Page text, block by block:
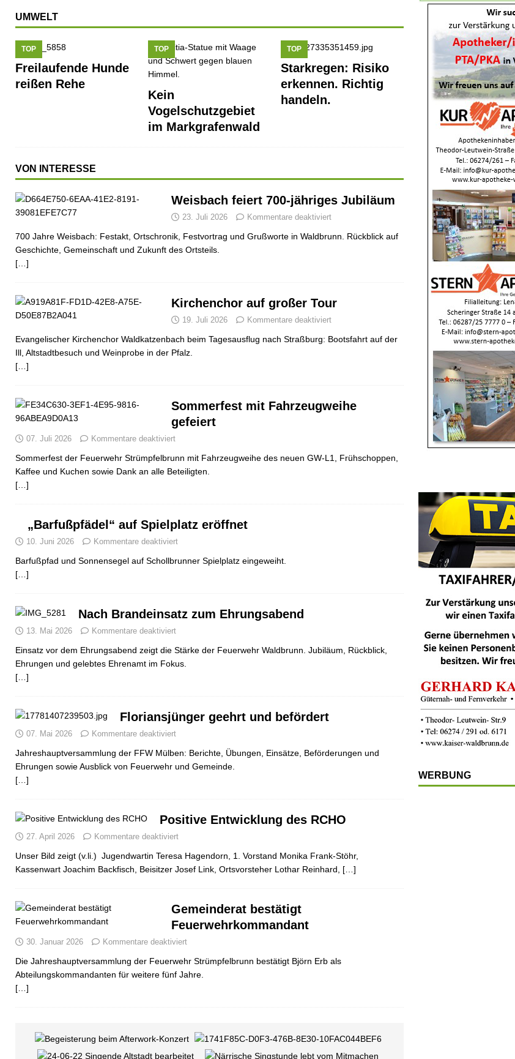
UMWELT
TOP
Freilaufende Hunde
reißen Rehe
TOP
Kein
Vogelschutzgebiet
im Markgrafenwald
TOP
Starkregen: Risiko
erkennen. Richtig
handeln.
VON INTERESSE
Weisbach feiert 700-jähriges Jubiläum
23. Juli 2026 Kommentare deaktiviert
700 Jahre Weisbach: Festakt, Ortschronik, Festvortrag und Grußworte in Waldbrunn. Rückblick auf
Geschichte, Gemeinschaft und Zukunft des Ortsteils.
[…]
Kirchenchor auf großer Tour
19. Juli 2026 Kommentare deaktiviert
Evangelischer Kirchenchor Waldkatzenbach beim Tagesausflug nach Straßburg: Bootsfahrt auf der
Ill, Altstadtbesuch und Weinprobe in der Pfalz.
[…]
Sommerfest mit Fahrzeugweihe
gefeiert
07. Juli 2026 Kommentare deaktiviert
Sommerfest der Feuerwehr Strümpfelbrunn mit Fahrzeugweihe des neuen GW-L1, Frühschoppen,
Kaffee und Kuchen sowie Dank an alle Beteiligten.
[…]
„Barfußpfädel“ auf Spielplatz eröffnet
10. Juni 2026 Kommentare deaktiviert
Barfußpfad und Sonnensegel auf Schollbrunner Spielplatz eingeweiht.
[…]
Nach Brandeinsatz zum Ehrungsabend
13. Mai 2026 Kommentare deaktiviert
Einsatz vor dem Ehrungsabend zeigt die Stärke der Feuerwehr Waldbrunn. Jubiläum, Rückblick,
Ehrungen und gelebtes Ehrenamt im Fokus.
[…]
Floriansjünger geehrt und befördert
07. Mai 2026 Kommentare deaktiviert
Jahreshauptversammlung der FFW Mülben: Berichte, Übungen, Einsätze, Beförderungen und
Ehrungen sowie Ausblick von Feuerwehr und Gemeinde.
[…]
Positive Entwicklung des RCHO
27. April 2026 Kommentare deaktiviert
Unser Bild zeigt (v.li.) Jugendwartin Teresa Hagendorn, 1. Vorstand Monika Frank-Stöhr,
Kassenwart Joachim Backfisch, Beisitzer Josef Link, Ortsvorsteher Lothar Reinhard, […]
Gemeinderat bestätigt
Feuerwehrkommandant
30. Januar 2026 Kommentare deaktiviert
Die Jahreshauptversammlung der Feuerwehr Strümpfelbrunn bestätigt Björn Erb als
Abteilungskommandanten für weitere fünf Jahre.
[…]
WERBUNG